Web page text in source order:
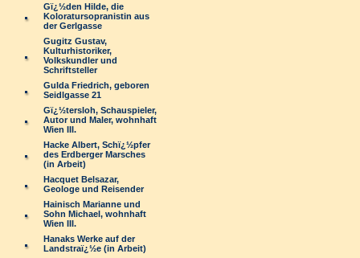
Gï¿½den Hilde, die
Koloratursopranistin aus
der Gerlgasse
Gugitz Gustav,
Kulturhistoriker,
Volkskundler und
Schriftsteller
Gulda Friedrich, geboren
Seidlgasse 21
Gï¿½tersloh, Schauspieler,
Autor und Maler, wohnhaft
Wien III.
Hacke Albert, Schï¿½pfer
des Erdberger Marsches
(in Arbeit)
Hacquet Belsazar,
Geologe und Reisender
Hainisch Marianne und
Sohn Michael, wohnhaft
Wien III.
Hanaks Werke auf der
Landstraï¿½e (in Arbeit)